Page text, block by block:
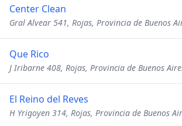
Center Clean
Gral Alvear 541, Rojas, Provincia de Buenos
Que Rico
J Iribarne 408, Rojas, Provincia de Buenos
El Reino del Reves
H Yrigoyen 314, Rojas, Provincia de Buenos